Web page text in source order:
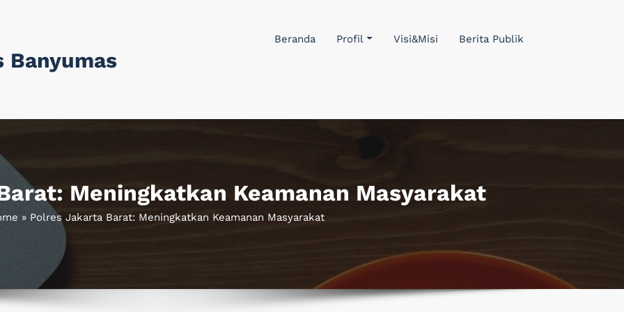
Banyumas
Beranda Profil Visi&Misi Berita Publik
Meningkatkan Keamanan Masyarakat
» Polres Jakarta Barat: Meningkatkan Keamanan Masyarakat